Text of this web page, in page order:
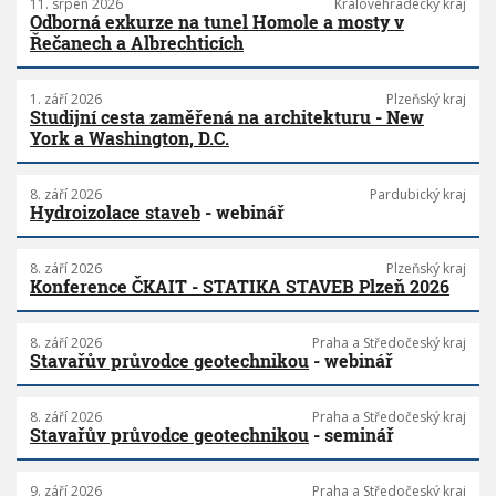
11. srpen 2026 Královéhradecký kraj
Odborná exkurze na tunel Homole a mosty v
Řečanech a Albrechticích
1. září 2026 Plzeňský kraj
Studijní cesta zaměřená na architekturu - New
York a Washington, D.C.
8. září 2026 Pardubický kraj
Hydroizolace staveb - webinář
8. září 2026 Plzeňský kraj
Konference ČKAIT - STATIKA STAVEB Plzeň 2026
8. září 2026 Praha a Středočeský kraj
Stavařův průvodce geotechnikou - webinář
8. září 2026 Praha a Středočeský kraj
Stavařův průvodce geotechnikou - seminář
9. září 2026 Praha a Středočeský kraj